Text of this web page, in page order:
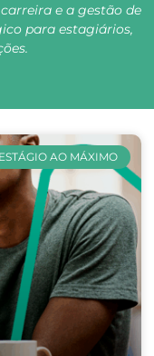
e a gestão de
para estagiários,
AO MÁXIMO